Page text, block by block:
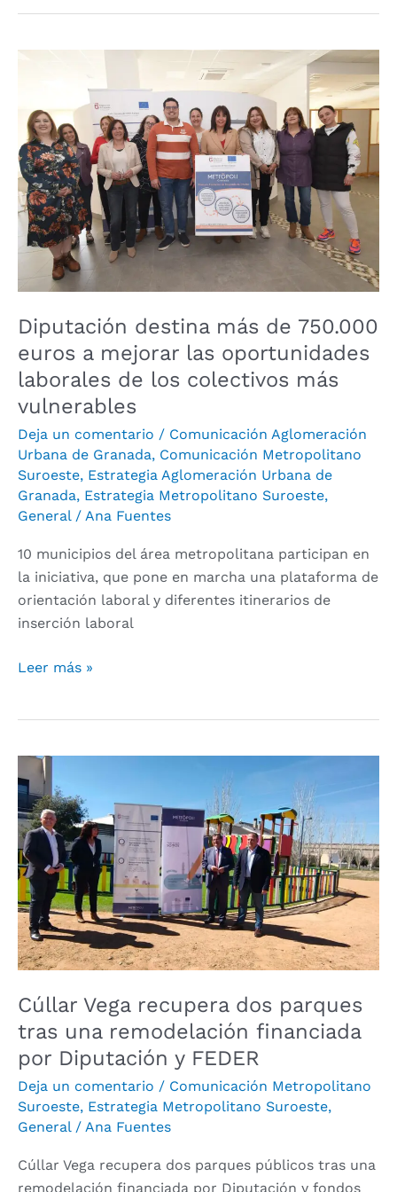
Diputación destina más de 750.000
euros a mejorar las oportunidades
laborales de los colectivos más
vulnerables
Deja un comentario / Comunicación Aglomeración
Urbana de Granada, Comunicación Metropolitano
Suroeste, Estrategia Aglomeración Urbana de
Granada, Estrategia Metropolitano Suroeste,
General / Ana Fuentes
10 municipios del área metropolitana participan en
la iniciativa, que pone en marcha una plataforma de
orientación laboral y diferentes itinerarios de
inserción laboral
más
de
750.000
euros
a
mejorar
las
oportunidades
laborales
los
colectivos
más
vulnerables
Leer más »
Cúllar Vega recupera dos parques
tras una remodelación financiada
por Diputación y FEDER
Deja un comentario / Comunicación Metropolitano
Suroeste, Estrategia Metropolitano Suroeste,
General / Ana Fuentes
Cúllar Vega recupera dos parques públicos tras una
remodelación financiada por Diputación y fondos
Cúllar
Vega
recupera
dos
parques
tras
una
remodelación
financiada
por
Diputación
FEDER